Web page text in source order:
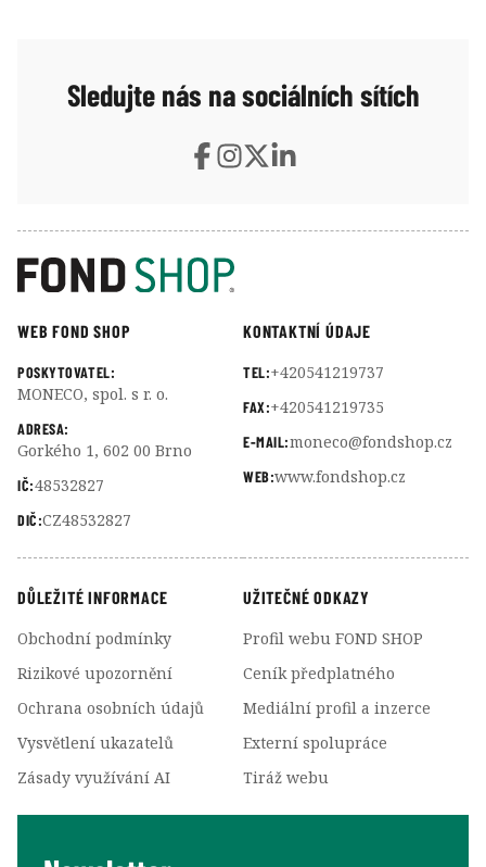
trezory plné parmazánu!
Sledujte nás na sociálních sítích
WEB FOND SHOP
POSKYTOVATEL:
MONECO, spol. s r. o.
ADRESA:
Gorkého 1, 602 00 Brno
IČ:48532827
DIČ:CZ48532827
KONTAKTNÍ ÚDAJE
TEL:+420541219737
FAX:+420541219735
E-MAIL:moneco@fondshop.cz
WEB:www.fondshop.cz
DŮLEŽITÉ INFORMACE
Obchodní podmínky
Rizikové upozornění
Ochrana osobních údajů
Vysvětlení ukazatelů
Zásady využívání AI
UŽITEČNÉ ODKAZY
Profil webu FOND SHOP
Ceník předplatného
Mediální profil a inzerce
Externí spolupráce
Tiráž webu